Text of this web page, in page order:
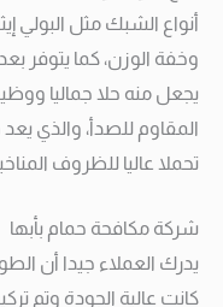
أنواع الشبك مثل البولي
وخفة الوزن، كما يتوفر
يجعل منه حلا جماليا
المقاوم للصدأ، والذي
تحملا عاليا للظروف
شركة مكافحة حمام بأبها
يدرك العملاء جيدا أن
كانت عالية الجودة وتم